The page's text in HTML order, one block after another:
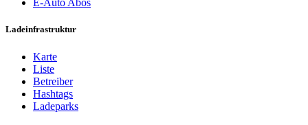
E-Auto Abos
Ladeinfrastruktur
Karte
Liste
Betreiber
Hashtags
Ladeparks